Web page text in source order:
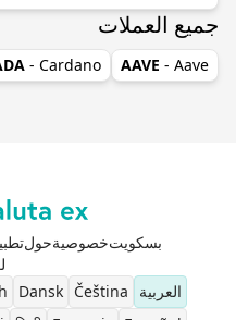
جميع العملات
AAVE - Aave
- Cardano
بسكويتخصوصيةحول
العربية
Čeština
Dansk